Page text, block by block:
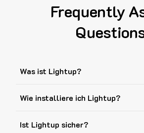
Frequently
Was ist Lightup?
Wie installiere ich Lightup?
Ist Lightup sicher?